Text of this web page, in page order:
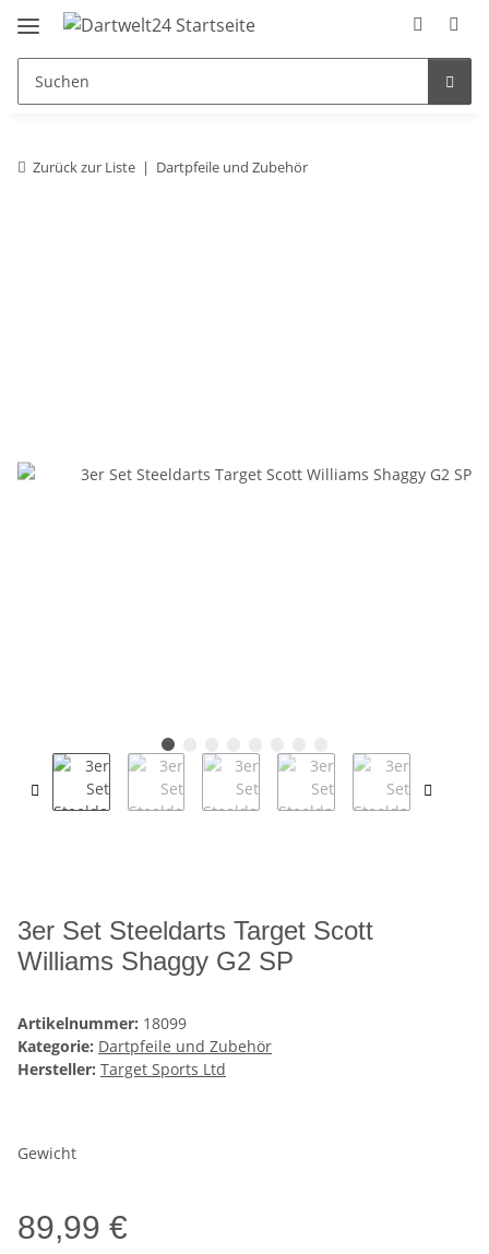
Zurück zur Liste Dartpfeile und Zubehör
3er Set Steeldarts Target Scott
Williams Shaggy G2 SP
Artikelnummer: 18099
Kategorie: Dartpfeile und Zubehör
Hersteller: Target Sports Ltd
Gewicht
89,99 €